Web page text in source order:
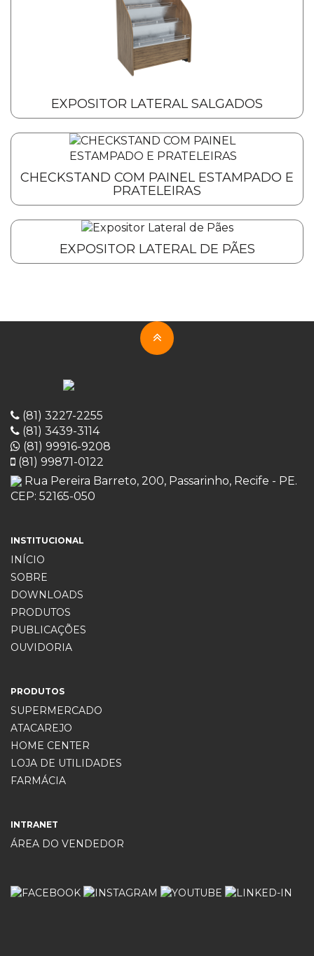
EXPOSITOR LATERAL SALGADOS
CHECKSTAND COM PAINEL ESTAMPADO E
PRATELEIRAS
EXPOSITOR LATERAL DE PÃES
(81) 3227-2255
(81) 3439-3114
(81) 99916-9208
(81) 99871-0122
Rua Pereira Barreto, 200, Passarinho, Recife - PE.
CEP: 52165-050
INSTITUCIONAL
INÍCIO
SOBRE
DOWNLOADS
PRODUTOS
PUBLICAÇÕES
OUVIDORIA
PRODUTOS
SUPERMERCADO
ATACAREJO
HOME CENTER
LOJA DE UTILIDADES
FARMÁCIA
INTRANET
ÁREA DO VENDEDOR